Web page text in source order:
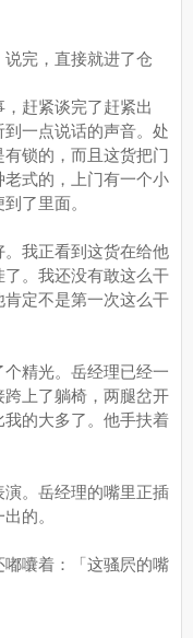
完，直接就进了仓
赶紧谈完了赶紧出
一点说话的声音。处
锁的，而且这货把门
式的，上门有一个小
了里面。
我正看到这货在给他
。我还没有敢这么干
定不是第一次这么干
精光。岳经理已经一
上了躺椅，两腿岔开
的大多了。他手扶着
。岳经理的嘴里正插
的。
囔着：「这骚屄的嘴